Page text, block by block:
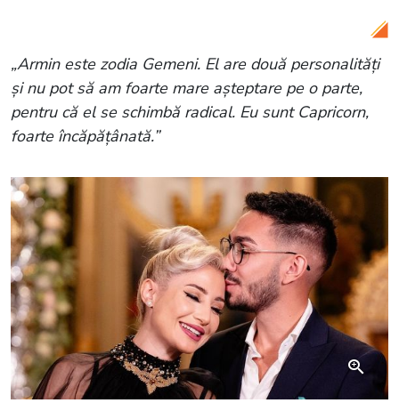
„Armin este zodia Gemeni. El are două personalități
și nu pot să am foarte mare așteptare pe o parte,
pentru că el se schimbă radical. Eu sunt Capricorn,
foarte încăpățânată.”